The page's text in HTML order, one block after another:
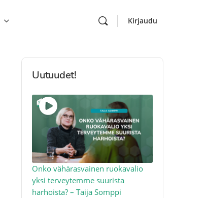
Kirjaudu
Uutuudet!
Onko vähärasvainen ruokavalio
yksi terveytemme suurista
harhoista? – Taija Somppi